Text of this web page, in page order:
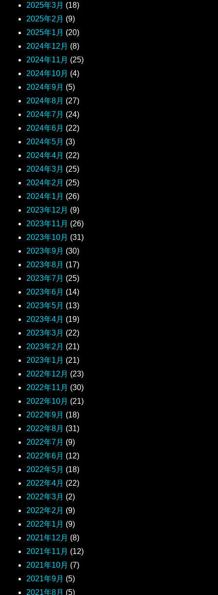
2025年3月 (18)
2025年2月 (9)
2025年1月 (20)
2024年12月 (8)
2024年11月 (25)
2024年10月 (4)
2024年9月 (5)
2024年8月 (27)
2024年7月 (24)
2024年6月 (22)
2024年5月 (3)
2024年4月 (22)
2024年3月 (25)
2024年2月 (25)
2024年1月 (26)
2023年12月 (9)
2023年11月 (26)
2023年10月 (31)
2023年9月 (30)
2023年8月 (17)
2023年7月 (25)
2023年6月 (14)
2023年5月 (13)
2023年4月 (19)
2023年3月 (22)
2023年2月 (21)
2023年1月 (21)
2022年12月 (23)
2022年11月 (30)
2022年10月 (21)
2022年9月 (18)
2022年8月 (31)
2022年7月 (9)
2022年6月 (12)
2022年5月 (18)
2022年4月 (22)
2022年3月 (2)
2022年2月 (9)
2022年1月 (9)
2021年12月 (8)
2021年11月 (12)
2021年10月 (7)
2021年9月 (5)
2021年8月 (5)